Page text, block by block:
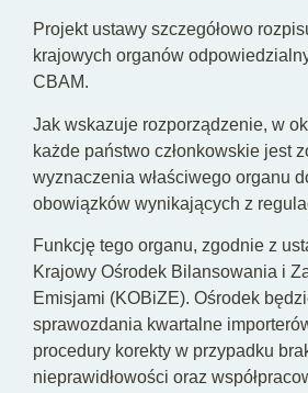
Projekt ustawy szczegółowo
krajowych organów
CBAM.
Jak wskazuje rozporządzenie, w
każde państwo członkowskie jest
wyznaczenia właściwego organu
obowiązków wynikających z
Funkcję tego organu, zgodnie z
Krajowy Ośrodek Bilansowania i
Emisjami (KOBiZE). Ośrodek
sprawozdania kwartalne
procedury korekty w przypadku
nieprawidłowości oraz